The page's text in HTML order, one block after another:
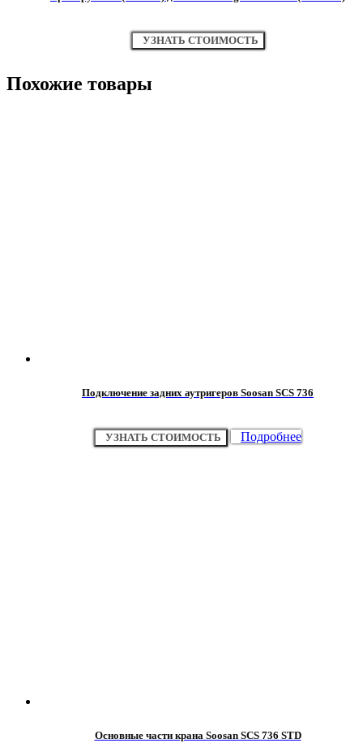
УЗНАТЬ СТОИМОСТЬ
Похожие товары
Подключение задних аутригеров Soosan SCS 736
УЗНАТЬ СТОИМОСТЬ Подробнее
Основные части крана Soosan SCS 736 STD